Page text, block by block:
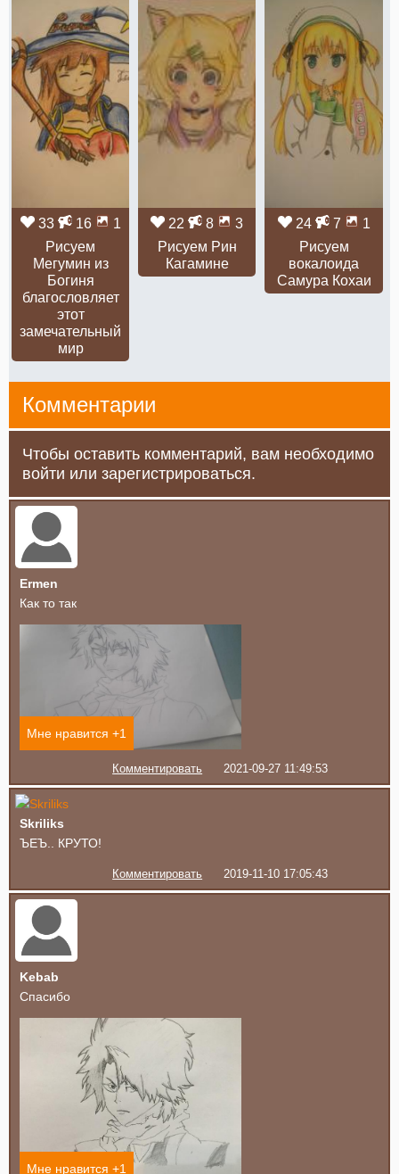
33 16
1
Рисуем
Мегумин из
Богиня
благословляет
этот
замечательный
мир
22 8
3
Рисуем Рин
Кагамине
24 7
1
Рисуем
вокалоида
Самура Кохаи
Комментарии
Чтобы оставить комментарий, вам необходимо
войти или зарегистрироваться.
Ermen
Как то так
Мне нравится +1
Комментировать 2021-09-27 11:49:53
Skriliks
ЪЕЪ.. КРУТО!
Комментировать 2019-11-10 17:05:43
Kebab
Спасибо
Мне нравится +1